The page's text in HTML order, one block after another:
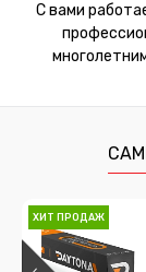
С вами
ХИТ ПРОДАЖ